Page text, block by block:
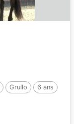
Grullo
6 ans